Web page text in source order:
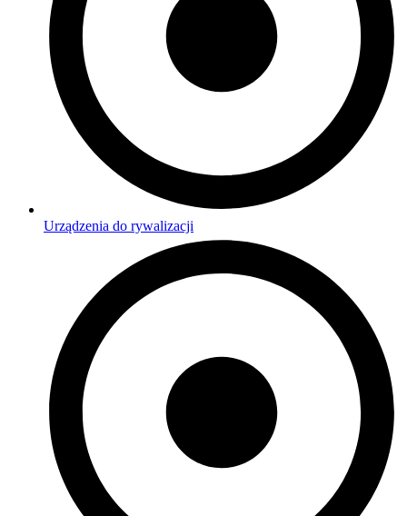
Urządzenia do rywalizacji